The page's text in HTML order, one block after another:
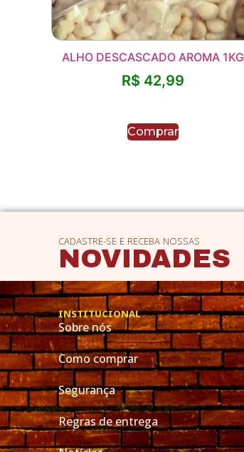
ALHO DESCASCADO AROMA 1KG
R$ 42,99
Comprar
CADASTRE-SE E RECEBA NOSSAS
NOVIDADES
INSTITUCIONAL
Sobre nós
Como comprar
Segurança
Regras de entrega